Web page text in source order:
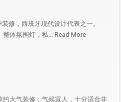
修，西班牙现代设计代表之一。
整体氛围灯，私... Read More
大气装修，气候宜人，十分适合非